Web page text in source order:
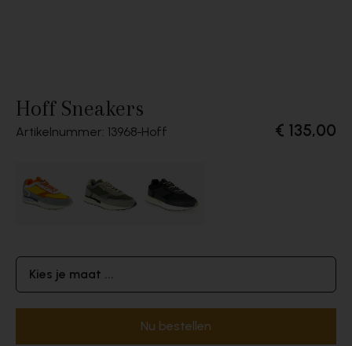
Hoff Sneakers
Artikelnummer: 13968 Hoff € 135,00
Kies je maat ...
Nu bestellen